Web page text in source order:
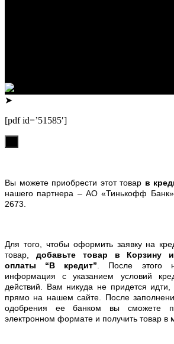
➤
[pdf id=’51585′]
Вы можете приобрести этот товар в
нашего партнера – АО «Тинькофф
2673.
Для того, чтобы оформить заявку на
товар, добавьте товар в Корзину
оплаты “В кредит” . После этого
информация с указанием условий
действий. Вам никуда не придется
прямо на нашем сайте. После
одобрения ее банком вы сможете
электронном формате и получить товар в